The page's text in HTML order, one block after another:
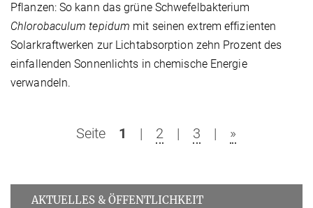
Pflanzen: So kann das grüne Schwefelbakterium
Chlorobaculum tepidum mit seinen extrem effizienten
Solarkraftwerken zur Lichtabsorption zehn Prozent des
einfallenden Sonnenlichts in chemische Energie
verwandeln.
Seite 1 | 2 | 3 | »
AKTUELLES & ÖFFENTLICHKEIT